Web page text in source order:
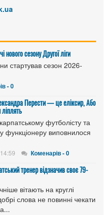
нового сезону Другої ліги
стартував сезон 2026-
- 0
Перести — це еліксир, Або
футболісту та
функціонеру виповнилося
Коменарів - 0
тренер відзначив своє 79-
вітають на круглі
слова не повинні чекати